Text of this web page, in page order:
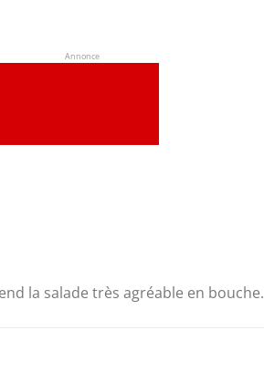
Annonce
la salade très agréable en bouche.